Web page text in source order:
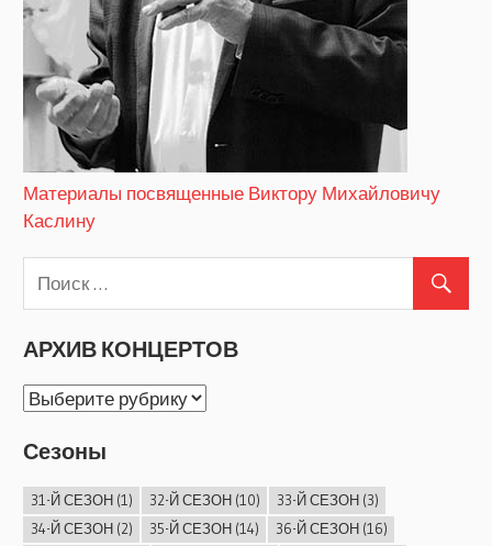
Материалы посвященные Виктору Михайловичу
Каслину
АРХИВ КОНЦЕРТОВ
АРХИВ
Сезоны
31-Й СЕЗОН(1) 32-Й СЕЗОН(10) 33-Й СЕЗОН(3)
34-Й СЕЗОН(2) 35-Й СЕЗОН(14) 36-Й СЕЗОН(16)